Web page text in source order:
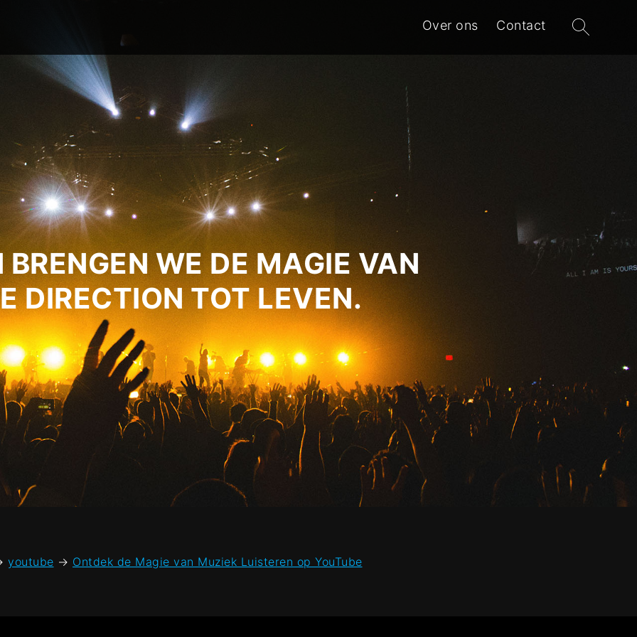
Over ons Contact
Zoeken
naar:
WE DE MAGIE VAN
DIRECTION TOT LEVEN.
youtube → Ontdek de Magie van Muziek Luisteren op YouTube